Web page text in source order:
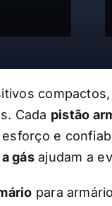
Cada pistão
e
gásajudam a
para